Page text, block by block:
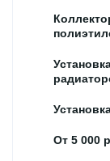
От 5 000